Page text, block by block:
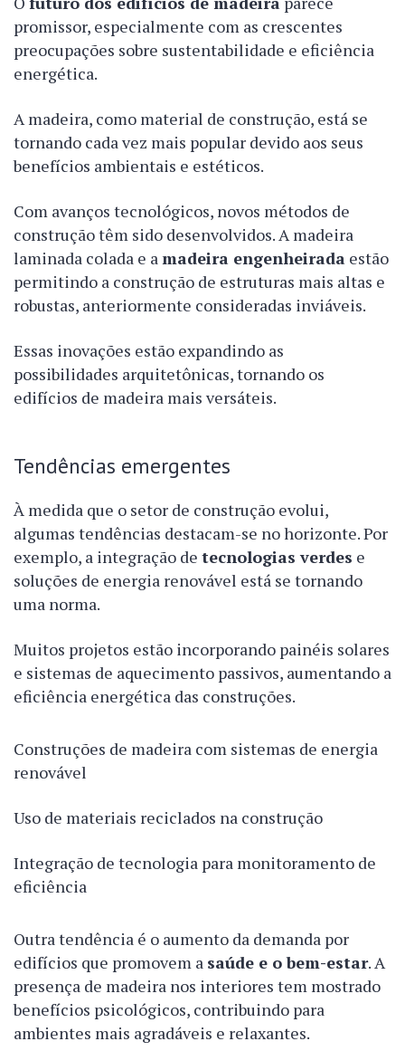
promissor, especialmente com as crescentes
preocupações sobre sustentabilidade e eficiência
energética.
A madeira, como material de construção, está se
tornando cada vez mais popular devido aos seus
benefícios ambientais e estéticos.
Com avanços tecnológicos, novos métodos de
construção têm sido desenvolvidos. A madeira
laminada colada e amadeira engenheirada estão
permitindo a construção de estruturas mais altas e
robustas, anteriormente consideradas inviáveis.
Essas inovações estão expandindo as
possibilidades arquitetônicas, tornando os
edifícios de madeira mais versáteis.
Tendências emergentes
À medida que o setor de construção evolui,
algumas tendências destacam-se no horizonte. Por
exemplo, a integração de tecnologias verdes e
soluções de energia renovável está se tornando
uma norma.
Muitos projetos estão incorporando painéis solares
e sistemas de aquecimento passivos, aumentando a
eficiência energética das construções.
Construções de madeira com sistemas de energia
renovável
Uso de materiais reciclados na construção
Integração de tecnologia para monitoramento de
eficiência
Outra tendência é o aumento da demanda por
edifícios que promovem a saúde e o bem-estar. A
presença de madeira nos interiores tem mostrado
benefícios psicológicos, contribuindo para
ambientes mais agradáveis e relaxantes.